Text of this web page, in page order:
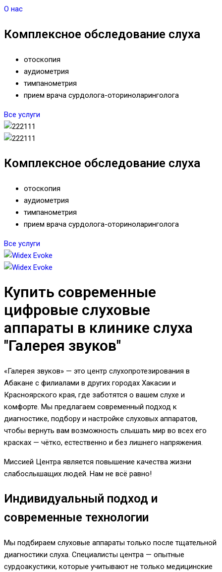
О нас
Комплексное обследование слуха
отоскопия
аудиометрия
тимпанометрия
прием врача сурдолога-оториноларинголога
Все услуги
Комплексное обследование слуха
отоскопия
аудиометрия
тимпанометрия
прием врача сурдолога-оториноларинголога
Все услуги
Купить современные
цифровые слуховые
аппараты в клинике слуха
"Галерея звуков"
«Галерея звуков» — это центр слухопротезирования в
Абакане с филиалами в других городах Хакасии и
Красноярского края, где заботятся о вашем слухе и
комфорте. Мы предлагаем современный подход к
диагностике, подбору и настройке слуховых аппаратов,
чтобы вернуть вам возможность слышать мир во всех его
красках — чётко, естественно и без лишнего напряжения.
Миссией Центра является повышение качества жизни
слабослышащих людей. Нам не всё равно!
Индивидуальный подход и
современные технологии
Мы подбираем слуховые аппараты только после тщательной
диагностики слуха. Специалисты центра — опытные
сурдоакустики, которые учитывают не только медицинские